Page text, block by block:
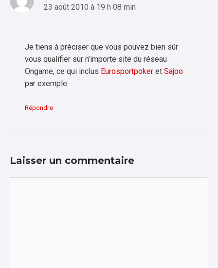
23 août 2010 à 19 h 08 min
Je tiens à préciser que vous pouvez bien sûr
vous qualifier sur n’importe site du réseau
Ongame, ce qui inclus Eurosportpoker et Sajoo
par exemple.
Répondre
Laisser un commentaire